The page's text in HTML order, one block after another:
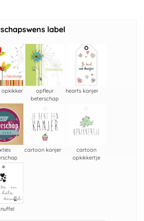
label
opkikker
opfleur
beterschap
hearts kanjer
cartoon kanjer
cartoon
opkikkertje